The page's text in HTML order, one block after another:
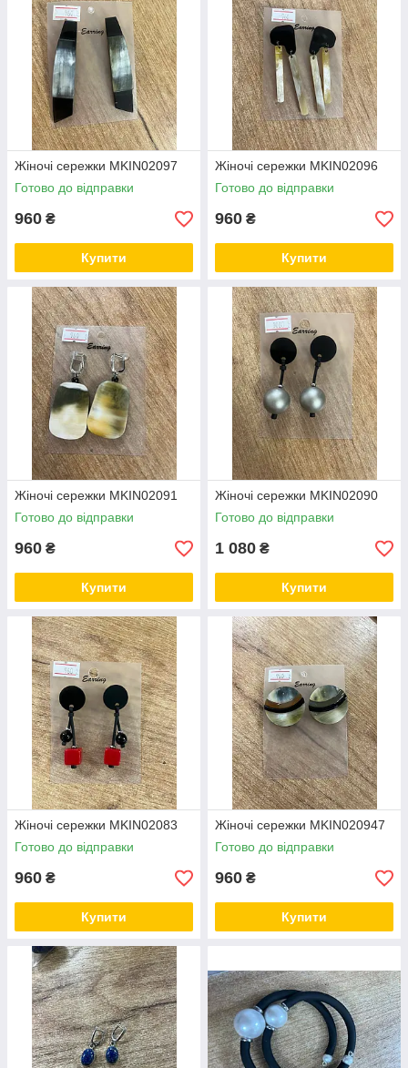
Жіночі сережки MKIN02097
Готово до відправки
960 ₴
Купити
Жіночі сережки MKIN02096
Готово до відправки
960 ₴
Купити
Жіночі сережки MKIN02091
Готово до відправки
960 ₴
Купити
Жіночі сережки MKIN02090
Готово до відправки
1 080 ₴
Купити
Жіночі сережки MKIN02083
Готово до відправки
960 ₴
Купити
Жіночі сережки MKIN020947
Готово до відправки
960 ₴
Купити